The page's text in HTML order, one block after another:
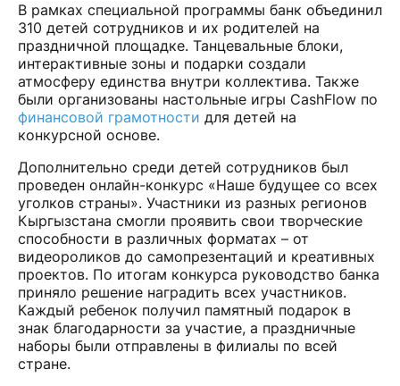
В рамках специальной программы банк объединил
310 детей сотрудников и их родителей на
праздничной площадке. Танцевальные блоки,
интерактивные зоны и подарки создали
атмосферу единства внутри коллектива. Также
были организованы настольные игры CashFlow по
финансовой грамотности для детей на
конкурсной основе.
Дополнительно среди детей сотрудников был
проведен онлайн-конкурс «Наше будущее со всех
уголков страны». Участники из разных регионов
Кыргызстана смогли проявить свои творческие
способности в различных форматах – от
видеороликов до самопрезентаций и креативных
проектов. По итогам конкурса руководство банка
приняло решение наградить всех участников.
Каждый ребенок получил памятный подарок в
знак благодарности за участие, а праздничные
наборы были отправлены в филиалы по всей
стране.